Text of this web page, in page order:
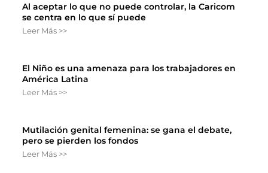
Al aceptar lo que no puede controlar, la Caricom
se centra en lo que sí puede
Leer Más >>
El Niño es una amenaza para los trabajadores en
América Latina
Leer Más >>
Mutilación genital femenina: se gana el debate,
pero se pierden los fondos
Leer Más >>